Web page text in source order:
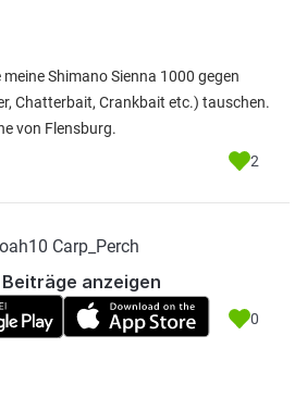
Shimano Sienna 1000 gegen
Chatterbait, Crankbait etc.) tauschen.
von Flensburg.
2
Carp_Perch
0
anzeigen